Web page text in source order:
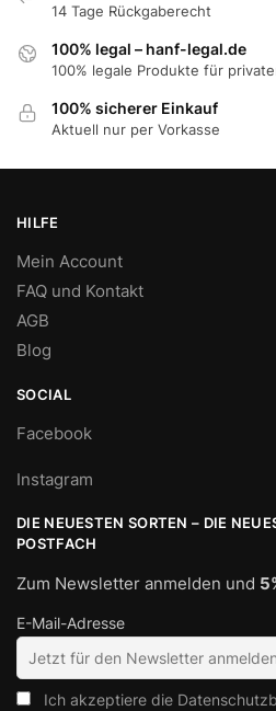
14 Tage Rückgaberecht
100% legal – hanf-legal.de
100% legale Produkte für
100% sicherer Einkauf
Aktuell nur per Vorkasse
HILFE
Mein Account
FAQ und Kontakt
AGB
Blog
SOCIAL
Facebook
Instagram
DIE NEUESTEN SORTEN – DIE
POSTFACH
Zum Newsletter anmelden und
E-Mail-Adresse
Ich akzeptiere die